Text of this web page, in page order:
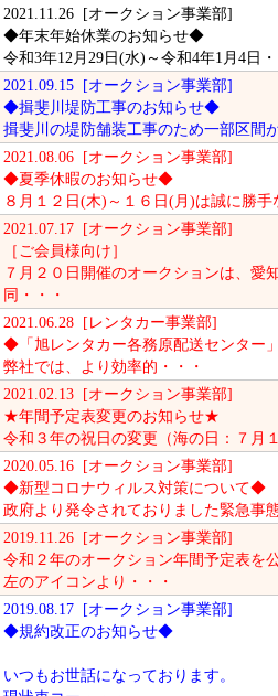
2021.11.26 [オークション事業部]
◆年末年始休業のお知らせ◆
令和3年12月29日(水)～令和4年1月4日・
2021.09.15 [オークション事業部]
◆揖斐川堤防工事のお知らせ◆
揖斐川の堤防舗装工事のため一部区間
2021.08.06 [オークション事業部]
◆夏季休暇のお知らせ◆
８月１２日(木)～１６日(月)は誠に勝手
2021.07.17 [オークション事業部]
［ご会員様向け］
７月２０日開催のオークションは、愛
同・・・
2021.06.28 [レンタカー事業部]
◆「旭レンタカー各務原配送センター
弊社では、より効率的・・・
2021.02.13 [オークション事業部]
★年間予定表変更のお知らせ★
令和３年の祝日の変更（海の日：７月
2020.05.16 [オークション事業部]
◆新型コロナウィルス対策について◆
政府より発令されておりました緊急事
2019.11.26 [オークション事業部]
令和２年のオークション年間予定表を
左のアイコンより・・・
2019.08.17 [オークション事業部]
◆規約改正のお知らせ◆
いつもお世話になっております。